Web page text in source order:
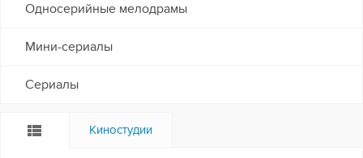
Односерийные мелодрамы
Мини-сериалы
Сериалы
Киностудии